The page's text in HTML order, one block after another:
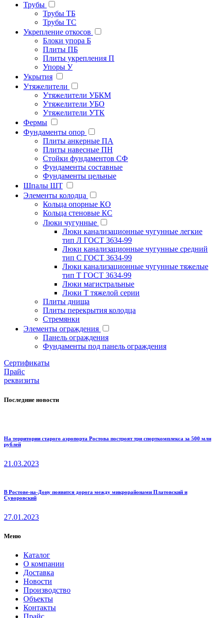
Трубы
Трубы ТБ
Трубы ТС
Укрепление откосов
Блоки упора Б
Плиты ПБ
Плиты укрепления П
Упоры У
Укрытия
Утяжелители
Утяжелители УБКМ
Утяжелители УБО
Утяжелители УТК
Фермы
Фундаменты опор
Плиты анкерные ПА
Плиты навесные ПН
Стойки фундаментов СФ
Фундаменты составные
Фундаменты цельные
Шпалы ШТ
Элементы колодца
Кольца опорные КО
Кольца стеновые КС
Люки чугунные
Люки канализационные чугунные легкие
тип Л ГОСТ 3634-99
Люки канализационные чугунные средний
тип С ГОСТ 3634-99
Люки канализационные чугунные тяжелые
тип Т ГОСТ 3634-99
Люки магистральные
Люки Т тяжелой серии
Плиты днища
Плиты перекрытия колодца
Стремянки
Элементы ограждения
Панель ограждения
Фундаменты под панель ограждения
Cертификаты
Прайс
реквизиты
Последние новости
На территории старого аэропорта Ростова построят три спорткомплекса за 500 млн
рублей
21.03.2023
В Ростове-на-Дону появится дорога между микрорайонами Платовский и
Суворовский
27.01.2023
Меню
Каталог
О компании
Доставка
Новости
Производство
Объекты
Контакты
Прайс